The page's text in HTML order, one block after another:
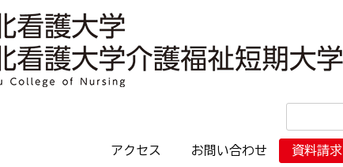
・日本赤十字東北看護大学介護福祉短期大学部
アクセス お問い合わせ 資料請求